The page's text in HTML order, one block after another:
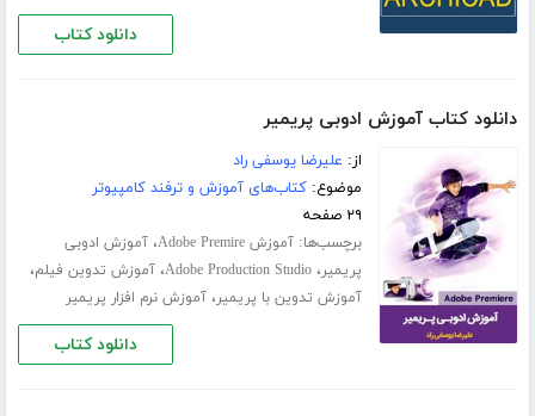
دانلود کتاب
دانلود کتاب آموزش ادوبی پریمیر
از: علیرضا یوسفی راد
موضوع:کتاب‌های آموزش و ترفند کامپیوتر
۲۹ صفحه
برچسب‌ها:آموزش Adobe Premire ،آموزش ادوبی
پریمیر،Adobe Production Studio،آموزش تدوین فیلم،
آموزش تدوین با پریمیر،آموزش نرم افزار پریمیر
دانلود کتاب